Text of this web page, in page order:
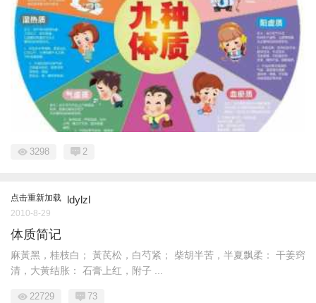
3298 2
点击重新加载 ldylzl
2010-8-29
体质简记
麻黃黑，桂枝白； 黃芪松，白芍紧； 柴胡半苦，半夏飘柔： 干姜窍
清，大黃结胀： 石膏上红，附子 ...
22729 73